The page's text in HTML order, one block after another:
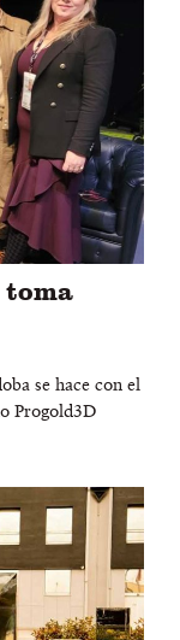
se hace con el
Progold3D